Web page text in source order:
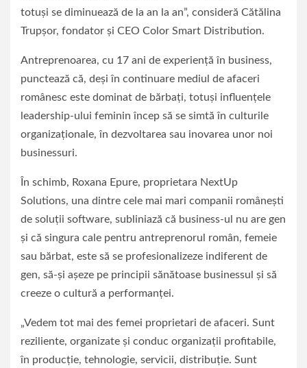
totuşi se diminuează de la an la an”, consideră Cătălina
Trupşor, fondator şi CEO Color Smart Distribution.
Antreprenoarea, cu 17 ani de experienţă în business,
punctează că, deşi în continuare mediul de afaceri
românesc este dominat de bărbaţi, totuşi influenţele
leadership-ului feminin încep să se simtă în culturile
organizaţionale, în dezvoltarea sau inovarea unor noi
businessuri.
În schimb, Roxana Epure, proprietara NextUp
Solutions, una dintre cele mai mari companii româneşti
de soluţii software, subliniază că business-ul nu are gen
şi că singura cale pentru antreprenorul român, femeie
sau bărbat, este să se profesionalizeze indiferent de
gen, să-şi aşeze pe principii sănătoase businessul şi să
creeze o cultură a performanţei.
„Vedem tot mai des femei proprietari de afaceri. Sunt
reziliente, organizate şi conduc organizaţii profitabile,
în producţie, tehnologie, servicii, distribuţie. Sunt